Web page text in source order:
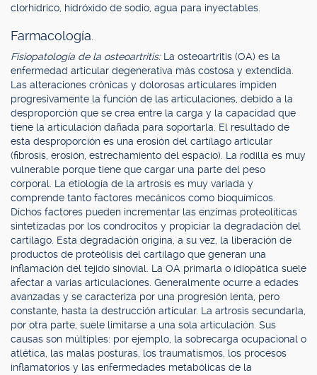
clorhídrico, hidróxido de sodio, agua para inyectables.
Farmacología.
Fisiopatología de la osteoartritis: La osteoartritis (OA) es la
enfermedad articular degenerativa más costosa y extendida.
Las alteraciones crónicas y dolorosas articulares impiden
progresivamente la función de las articulaciones, debido a la
desproporción que se crea entre la carga y la capacidad que
tiene la articulación dañada para soportarla. El resultado de
esta desproporción es una erosión del cartílago articular
(fibrosis, erosión, estrechamiento del espacio). La rodilla es muy
vulnerable porque tiene que cargar una parte del peso
corporal. La etiología de la artrosis es muy variada y
comprende tanto factores mecánicos como bioquímicos.
Dichos factores pueden incrementar las enzimas proteolíticas
sintetizadas por los condrocitos y propiciar la degradación del
cartílago. Esta degradación origina, a su vez, la liberación de
productos de proteólisis del cartílago que generan una
inflamación del tejido sinovial. La OA primarla o idiopática suele
afectar a varias articulaciones. Generalmente ocurre a edades
avanzadas y se caracteriza por una progresión lenta, pero
constante, hasta la destrucción articular. La artrosis secundarla,
por otra parte, suele limitarse a una sola articulación. Sus
causas son múltiples: por ejemplo, la sobrecarga ocupacional o
atlética, las malas posturas, los traumatismos, los procesos
inflamatorios y las enfermedades metabólicas de la